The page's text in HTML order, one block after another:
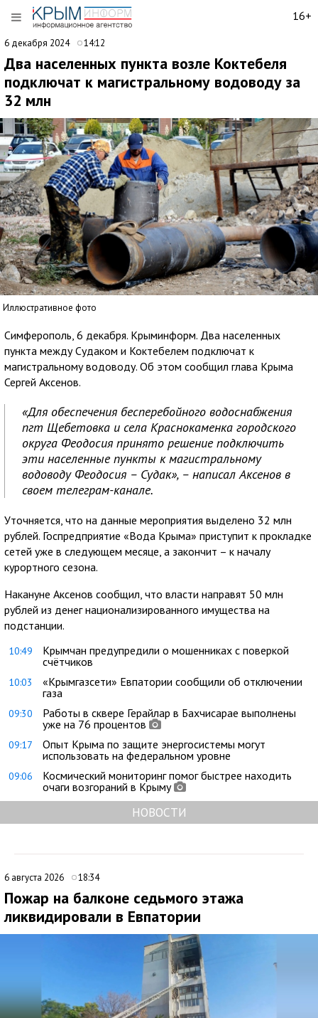
16+
6 декабря 2024 14:12
Два населенных пункта возле Коктебеля
подключат к магистральному водоводу за
32 млн
Иллюстративное фото
Симферополь, 6 декабря. Крыминформ. Два населенных
пункта между Судаком и Коктебелем подключат к
магистральному водоводу. Об этом сообщил глава Крыма
Сергей Аксенов.
«Для обеспечения бесперебойного водоснабжения
пгт Щебетовка и села Краснокаменка городского
округа Феодосия принято решение подключить
эти населенные пункты к магистральному
водоводу Феодосия – Судак», – написал Аксенов в
своем телеграм-канале.
Уточняется, что на данные мероприятия выделено 32 млн
рублей. Госпредприятие «Вода Крыма» приступит к прокладке
сетей уже в следующем месяце, а закончит – к началу
курортного сезона.
Накануне Аксенов сообщил, что власти направят 50 млн
рублей из денег национализированного имущества на
подстанции.
10:49
Крымчан предупредили о мошенниках с поверкой
счётчиков
10:03
«Крымгазсети» Евпатории сообщили об отключении
газа
09:30
Работы в сквере Герайлар в Бахчисарае выполнены
уже на 76 процентов
09:17
Опыт Крыма по защите энергосистемы могут
использовать на федеральном уровне
09:06
Космический мониторинг помог быстрее находить
очаги возгораний в Крыму
НОВОСТИ
6 августа 2026 18:34
Пожар на балконе седьмого этажа
ликвидировали в Евпатории